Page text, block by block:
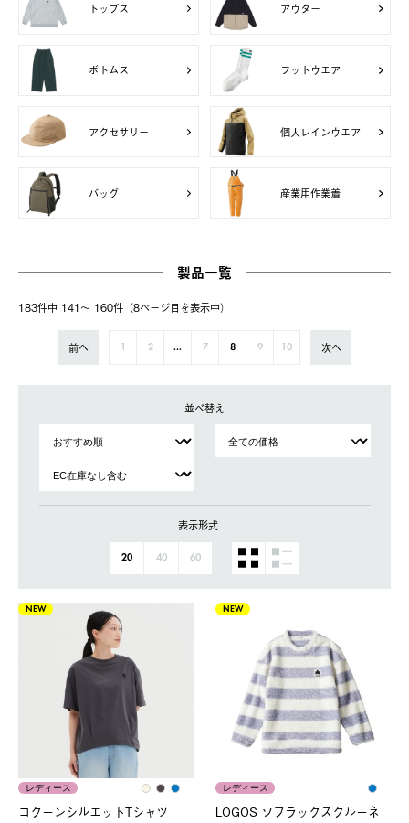
トップス アウター
ボトムス フットウエア
アクセサリー 個人レインウエア
バッグ 産業用作業着
製品一覧
183件中 141〜 160件（8ページ⽬を表⽰中）
前へ 2 ... 7 8 9 10 次へ
並べ替え
表示形式
20 40 60
NEW
レディース
コクーンシルエットTシャツ
NEW
レディース
LOGOS ソフラックスクルーネ